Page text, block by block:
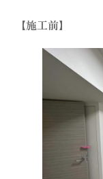
【施工前】